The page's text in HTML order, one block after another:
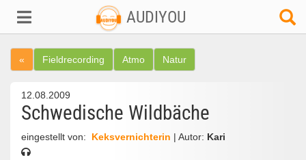
AUDIYOU
« Fieldrecording Atmo Natur
12.08.2009
Schwedische Wildbäche
eingestellt von: Keksvernichterin | Autor: Kari